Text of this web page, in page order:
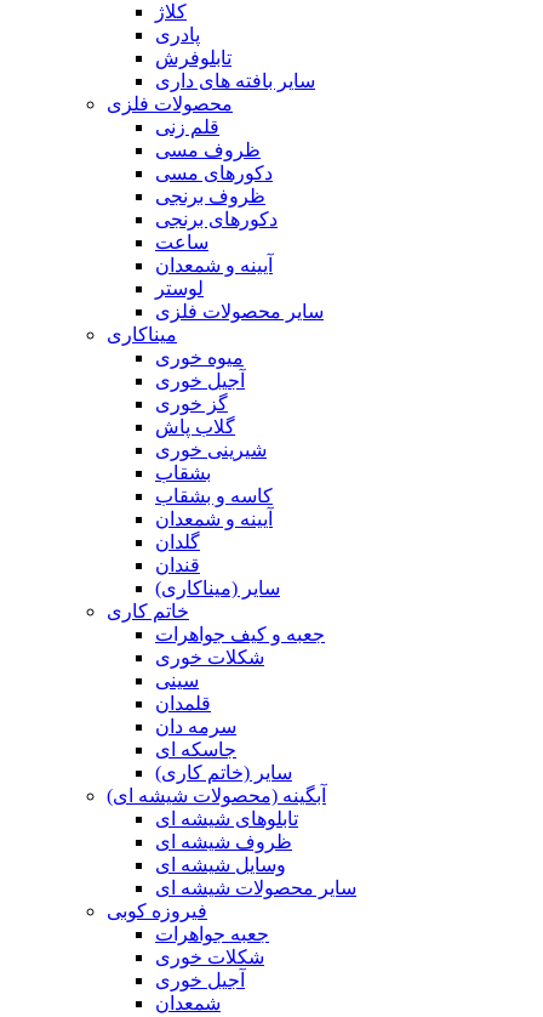
کلاژ
پادری
تابلوفرش
سایر بافته های داری
محصولات فلزی
قلم زنی
ظروف مسی
دکورهای مسی
ظروف برنجی
دکورهای برنجی
ساعت
آیینه و شمعدان
لوستر
سایر محصولات فلزی
میناکاری
میوه خوری
آجیل خوری
گز خوری
گلاب پاش
شیرینی خوری
بشقاب
کاسه و بشقاب
آیینه و شمعدان
گلدان
قندان
سایر (میناکاری)
خاتم کاری
جعبه و کیف جواهرات
شکلات خوری
سینی
قلمدان
سرمه دان
جاسکه ای
سایر (خاتم کاری)
آبگینه (محصولات شیشه ای)
تابلوهای شیشه ای
ظروف شیشه ای
وسایل شیشه ای
سایر محصولات شیشه ای
فیروزه کوبی
جعبه جواهرات
شکلات خوری
آجیل خوری
شمعدان